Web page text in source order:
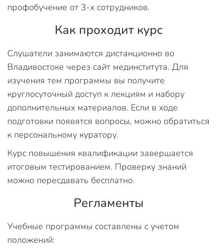
профобучение от 3-х сотрудников.
Как проходит курс
Слушатели занимаются дистанционно во
Владивостоке через сайт мединститута. Для
изучения тем программы вы получите
круглосуточный доступ к лекциям и набору
дополнительных материалов. Если в ходе
подготовки появятся вопросы, можно обратиться
к персональному куратору.
Курс повышения квалификации завершается
итоговым тестированием. Проверку знаний
можно пересдавать бесплатно.
Регламенты
Учебные программы составлены с учетом
положений: